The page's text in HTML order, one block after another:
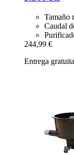
Tamaño
Caudal
244,99 €
Entrega